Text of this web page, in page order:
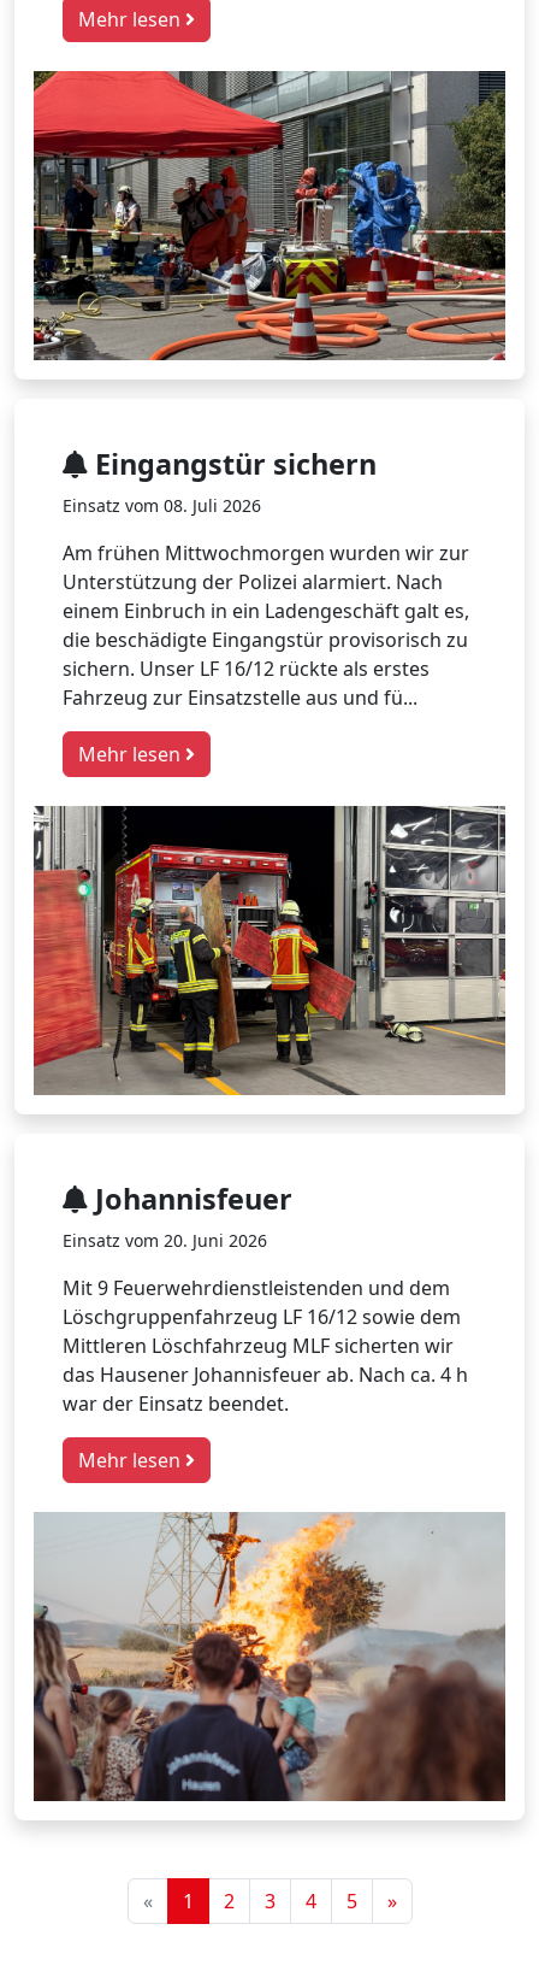
Mehr lesen
Eingangstür sichern
Einsatz vom 08. Juli 2026
Am frühen Mittwochmorgen wurden wir zur
Unterstützung der Polizei alarmiert. Nach
einem Einbruch in ein Ladengeschäft galt es,
die beschädigte Eingangstür provisorisch zu
sichern. Unser LF 16/12 rückte als erstes
Fahrzeug zur Einsatzstelle aus und fü...
Mehr lesen
Johannisfeuer
Einsatz vom 20. Juni 2026
Mit 9 Feuerwehrdienstleistenden und dem
Löschgruppenfahrzeug LF 16/12 sowie dem
Mittleren Löschfahrzeug MLF sicherten wir
das Hausener Johannisfeuer ab. Nach ca. 4 h
war der Einsatz beendet.
Mehr lesen
« 1 2 3 4 5 »